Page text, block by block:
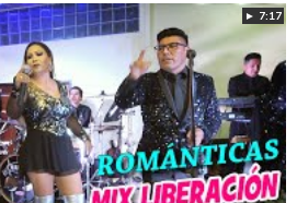
► 7:17